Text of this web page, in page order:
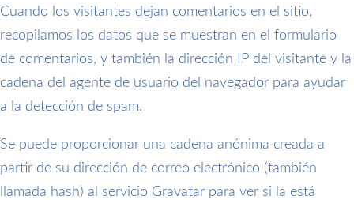
Cuando los visitantes dejan comentarios en el sitio,
recopilamos los datos que se muestran en el formulario
de comentarios, y también la dirección IP del visitante y la
cadena del agente de usuario del navegador para ayudar
a la detección de spam.
Se puede proporcionar una cadena anónima creada a
partir de su dirección de correo electrónico (también
llamada hash) al servicio Gravatar para ver si la está